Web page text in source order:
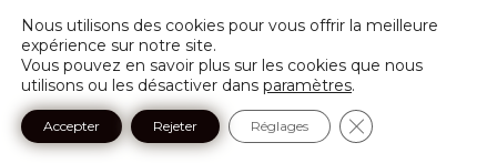
Nous utilisons des cookies pour vous offrir la meilleure
expérience sur notre site.
Vous pouvez en savoir plus sur les cookies que nous
utilisons ou les désactiver dans paramètres.
Accepter Rejeter Réglages Fermer la